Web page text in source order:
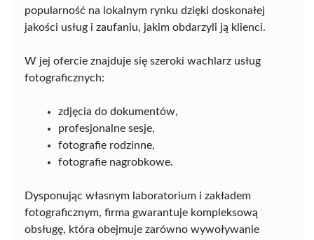
popularność na lokalnym rynku dzięki doskonałej
jakości usług i zaufaniu, jakim obdarzyli ją klienci.
W jej ofercie znajduje się szeroki wachlarz usług
fotograficznych:
zdjęcia do dokumentów,
profesjonalne sesje,
fotografie rodzinne,
fotografie nagrobkowe.
Dysponując własnym laboratorium i zakładem
fotograficznym, firma gwarantuje kompleksową
obsługę, która obejmuje zarówno wywoływanie